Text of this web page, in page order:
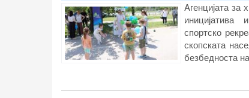
Aгенцијата за
иницијатива
спортско
скопската
безбедноста